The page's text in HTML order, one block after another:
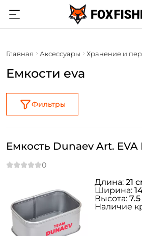
Главная Аксессуары Хранение и
Емкости eva
Фильтры
Емкость Dunaev Art. EVA
Длина: 21
Ширина:
Высота:
Наличие